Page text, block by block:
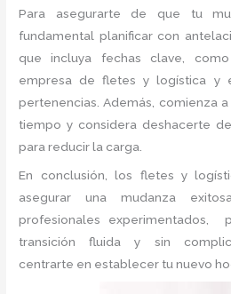
Para asegurarte de que tu
fundamental planificar con
que incluya fechas clave,
empresa de fletes y logística y
pertenencias. Además, comienza
tiempo y considera deshacerte
para reducir la carga.
En conclusión, los fletes y
asegurar una mudanza
profesionales experimentados,
transición fluida y sin
centrarte en establecer tu nuevo